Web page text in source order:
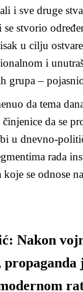
i sve druge
se stvorio
u cilju
i
grupa –
da tema
da se
u dnevno-
rada
se odnose
Nakon
propaganda